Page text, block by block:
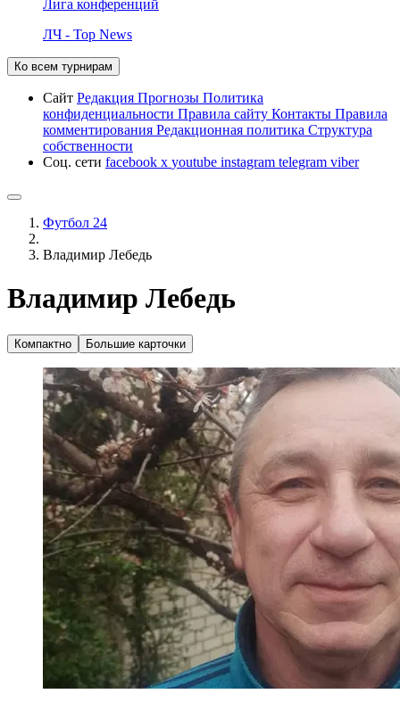
Лига конференций
ЛЧ - Top News
Ко всем турнирам
Сайт Редакция Прогнозы Политика
конфиденциальности Правила сайту Контакты Правила
комментирования Редакционная политика Структура
собственности
Соц. сети facebook x youtube instagram telegram viber
Футбол 24
Владимир Лебедь
Владимир Лебедь
Компактно Большие карточки